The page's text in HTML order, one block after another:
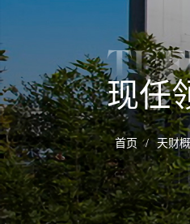
现任
首页 / 天财